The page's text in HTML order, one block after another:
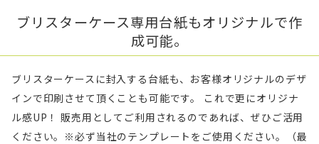
ブリスターケース専用台紙もオリジナルで作
成可能。
ブリスターケースに封入する台紙も、お客様オリジナルのデザ
インで印刷させて頂くことも可能です。 これで更にオリジナ
ル感UP！ 販売用としてご利用されるのであれば、ぜひご活用
ください。※必ず当社のテンプレートをご使用ください。（最